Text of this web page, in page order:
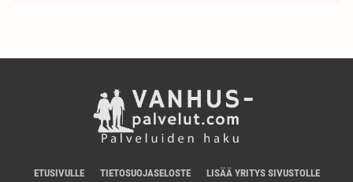
ETUSIVULLE TIETOSUOJASELOSTE
LISÄÄ YRITYS SIVUSTOLLE